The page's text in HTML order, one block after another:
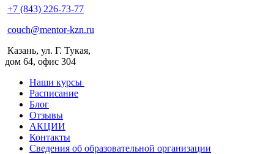
+7 (843) 226-73-77
couch@mentor-kzn.ru
Казань, ул. Г. Тукая,
дом 64, офис 304
Наши курсы
Расписание
Блог
Отзывы
АКЦИИ
Контакты
Сведения об образовательной организации